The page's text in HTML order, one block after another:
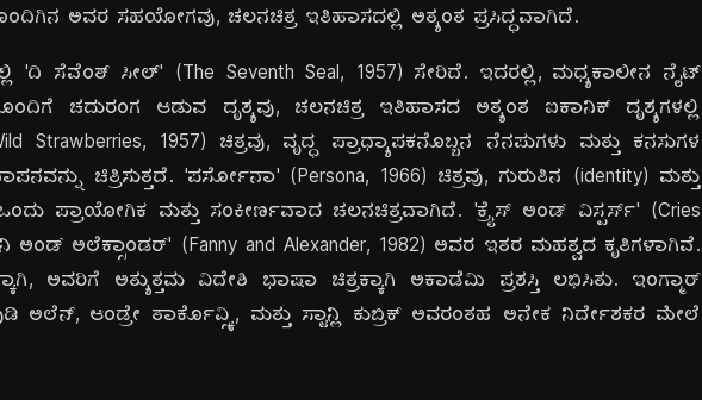
ಅವರ ಸಹಯೋಗವು, ಚಲನಚಿತ್ರ ಇತಿಹಾಸದಲ್ಲಿ ಅತ್ಯಂತ ಪ್ರಸಿದ್ಧವಾಗಿದೆ.
'ದಿ ಸೆವೆಂತ್ ಸೀಲ್' (The Seventh Seal, 1957) ಸೇರಿದೆ. ಇದರಲ್ಲಿ, ಮಧ್ಯಕಾಲೀನ ನೈಟ್
ಚದುರಂಗ ಆಡುವ ದೃಶ್ಯವು, ಚಲನಚಿತ್ರ ಇತಿಹಾಸದ ಅತ್ಯಂತ ಐಕಾನಿಕ್ ದೃಶ್ಯಗಳಲ್ಲಿ
Strawberries, 1957) ಚಿತ್ರವು, ವೃದ್ಧ ಪ್ರಾಧ್ಯಾಪಕನೊಬ್ಬನ ನೆನಪುಗಳು ಮತ್ತು ಕನಸುಗಳ
ಚಿತ್ರಿಸುತ್ತದೆ. 'ಪರ್ಸೋನಾ' (Persona, 1966) ಚಿತ್ರವು, ಗುರುತಿನ (identity) ಮತ್ತು
ಪ್ರಾಯೋಗಿಕ ಮತ್ತು ಸಂಕೀರ್ಣವಾದ ಚಲನಚಿತ್ರವಾಗಿದೆ. 'ಕ್ರೈಸ್ ಅಂಡ್ ವಿಸ್ಪರ್ಸ್' (Cries
ಅಂಡ್ ಅಲೆಕ್ಸಾಂಡರ್' (Fanny and Alexander, 1982) ಅವರ ಇತರ ಮಹತ್ವದ ಕೃತಿಗಳಾಗಿವೆ.
ಅವರಿಗೆ ಅತ್ಯುತ್ತಮ ವಿದೇಶಿ ಭಾಷಾ ಚಿತ್ರಕ್ಕಾಗಿ ಅಕಾಡೆಮಿ ಪ್ರಶಸ್ತಿ ಲಭಿಸಿತು. ಇಂಗ್ಮಾರ್
ಆಂಡ್ರೇ ತಾರ್ಕೊವ್ಸ್ಕಿ, ಮತ್ತು ಸ್ಟಾನ್ಲಿ ಕುಬ್ರಿಕ್ ಅವರಂತಹ ಅನೇಕ ನಿರ್ದೇಶಕರ ಮೇಲೆ